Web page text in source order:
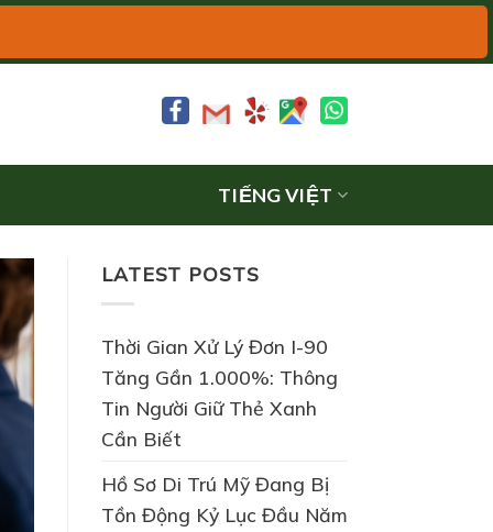
TIẾNG VIỆT
LATEST POSTS
Thời Gian Xử Lý Đơn I-90
Tăng Gần 1.000%: Thông
Tin Người Giữ Thẻ Xanh
Cần Biết
Hồ Sơ Di Trú Mỹ Đang Bị
Tồn Động Kỷ Lục Đầu Năm